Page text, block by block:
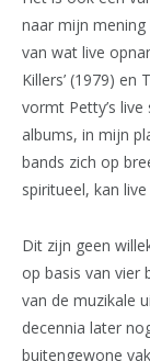
naar mijn
van wat live
Killers’ (1979) en
vormt Petty’s
albums, in mijn
bands zich op
spiritueel, kan
Dit zijn geen
op basis van vier
van de muzikale
decennia later
buitengewone